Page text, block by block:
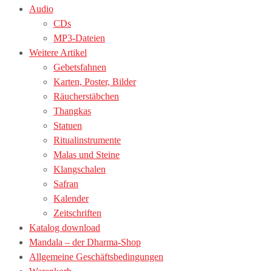
Audio
CDs
MP3-Dateien
Weitere Artikel
Gebetsfahnen
Karten, Poster, Bilder
Räucherstäbchen
Thangkas
Statuen
Ritualinstrumente
Malas und Steine
Klangschalen
Safran
Kalender
Zeitschriften
Katalog download
Mandala – der Dharma-Shop
Allgemeine Geschäftsbedingungen